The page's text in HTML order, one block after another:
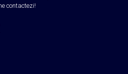
contactezi!